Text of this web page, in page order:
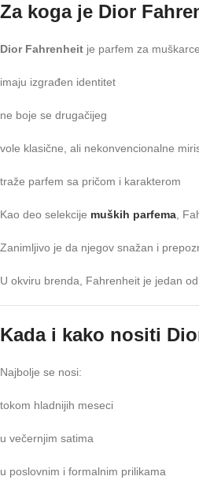
Za koga je Dior
Dior Fahrenheit je parfem za
imaju izgrađen identitet
ne boje se drugačijeg
vole klasične, ali nekonvencionalne
traže parfem sa pričom i karakterom
Kao deo selekcije muških parfema ,
Zanimljivo je da njegov snažan i
U okviru brenda, Fahrenheit je jedan
Kada i kako nositi
Najbolje se nosi:
tokom hladnijih meseci
u večernjim satima
u poslovnim i formalnim prilikama